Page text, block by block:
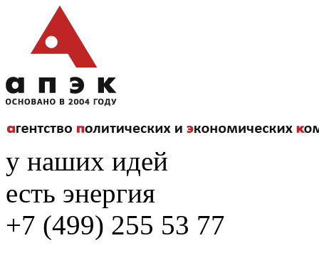
у наших идей
есть энергия
+7 (499) 255 53 77